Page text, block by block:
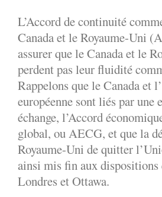
L’Accord de continuité
Canada et le Royaume-Uni
assurer que le Canada et le
perdent pas leur fluidité
Rappelons que le Canada et
européenne sont liés par une
échange, l’Accord
global, ou AECG, et que la
Royaume-Uni de quitter
ainsi mis fin aux
Londres et Ottawa.